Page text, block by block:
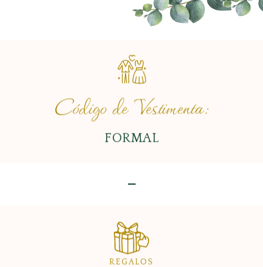
Código de Vestimenta:
FORMAL
REGALOS